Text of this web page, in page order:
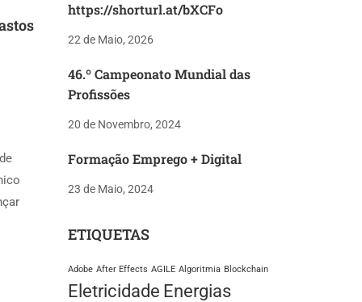
https://shorturl.at/bXCFo
22 de Maio, 2026
46.º Campeonato Mundial das
Profissões
20 de Novembro, 2024
Formação Emprego + Digital
23 de Maio, 2024
ETIQUETAS
Adobe After Effects AGILE Algoritmia Blockchain
Eletricidade Energias